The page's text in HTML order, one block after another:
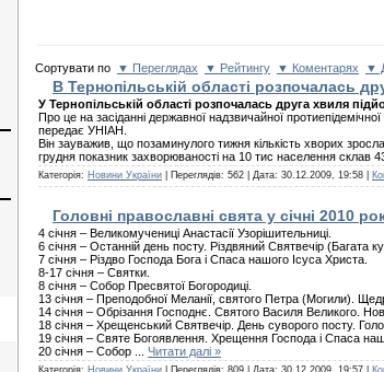
Сортувати по ▼ Переглядах ▼ Рейтингу ▼ Коментарях ▼
В Тернопільській області розпочалась
У Тернопільській області розпочалась друга хвиля
Про це на засіданні державної надзвичайної
передає УНІАН.
Він зауважив, що позаминулого тижня кількість хворих
грудня показник захворюваності на 10 тис населення склав
Категорія: Новини України | Переглядів: 562 | Дата: 30.12.2009, 19:58
Головні православні свята у січні 2010
4 січня – Великомучениці Анастасії Узорішительниці.
6 січня – Останній день посту. Різдвяний Святвечір (Багата
7 січня – Різдво Господа Бога і Спаса нашого Ісуса Христа.
8-17 січня – Святки.
8 січня – Собор Пресвятої Богородиці.
13 січня – Преподобної Меланії, святого Петра (Могили).
14 січня – Обрізання Господнє. Святого Василя Великого.
18 січня – Хрещенський Святвечір. День суворого посту.
19 січня – Святе Богоявлення. Хрещення Господа і Спаса
20 січня – Собор
Читати далі »
Категорія: Новини України | Переглядів: 809 | Дата: 30.12.2009, 19:57